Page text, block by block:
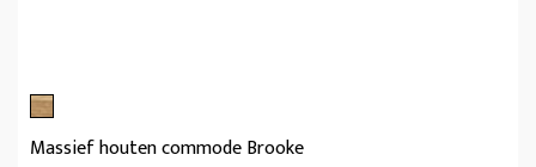
Massief houten commode Brooke